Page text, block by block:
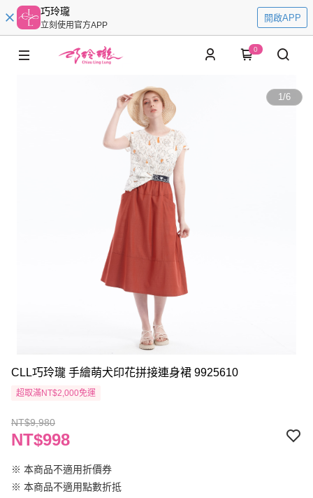
巧玲瓏
立刻使用官方APP
開啟APP
0
1/6
CLL巧玲瓏 手繪萌犬印花拼接連身裙 9925610
超取滿NT$2,000免運
NT$9,980
NT$998
※ 本商品不適用折價券
※ 本商品不適用點數折抵